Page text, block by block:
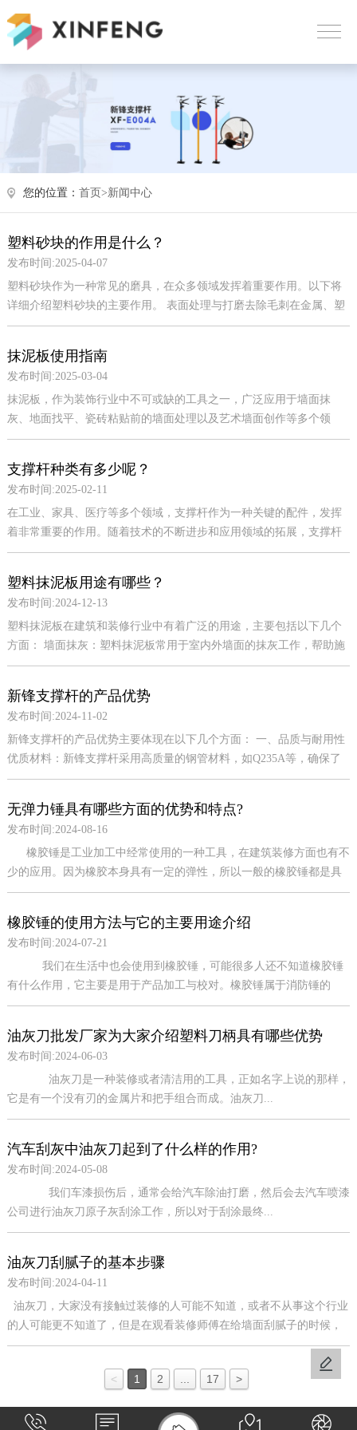
您的位置： 首页>新闻中心
塑料砂块的作用是什么？
发布时间:2025-04-07
塑料砂块作为一种常见的磨具，在众多领域发挥着重要作用。以下将
详细介绍塑料砂块的主要作用。 表面处理与打磨去除毛刺在金属、塑
料等材料的加工过程中，工件表面往往会产生毛刺。这些毛刺不仅影
抹泥板使用指南
发布时间:2025-03-04
抹泥板，作为装饰行业中不可或缺的工具之一，广泛应用于墙面抹
灰、地面找平、瓷砖粘贴前的墙面处理以及艺术墙面创作等多个领
域。正确使用抹泥板，不仅能够提高工作效率，还能确保施工质量，
支撑杆种类有多少呢？
发布时间:2025-02-11
在工业、家具、医疗等多个领域，支撑杆作为一种关键的配件，发挥
着非常重要的作用。随着技术的不断进步和应用领域的拓展，支撑杆
的种类也日益丰富，以满足不同场景下的需求。以下是几种常见的支
塑料抹泥板用途有哪些？
发布时间:2024-12-13
塑料抹泥板在建筑和装修行业中有着广泛的用途，主要包括以下几个
方面： 墙面抹灰：塑料抹泥板常用于室内外墙面的抹灰工作，帮助施
工人员将灰浆均匀地涂抹在墙面上，使墙面更加平整、光滑。 地面找
新锋支撑杆的产品优势
发布时间:2024-11-02
新锋支撑杆的产品优势主要体现在以下几个方面： 一、品质与耐用性
优质材料：新锋支撑杆采用高质量的钢管材料，如Q235A等，确保了
产品的坚固耐用。 精湛工艺：产品经过精细的加工工艺，表面喷塑处
无弹力锤具有哪些方面的优势和特点?
发布时间:2024-08-16
橡胶锤是工业加工中经常使用的一种工具，在建筑装修方面也有不
少的应用。因为橡胶本身具有一定的弹性，所以一般的橡胶锤都是具
有弹力的，在使用过程中会有一些...
橡胶锤的使用方法与它的主要用途介绍
发布时间:2024-07-21
我们在生活中也会使用到橡胶锤，可能很多人还不知道橡胶锤
有什么作用，它主要是用于产品加工与校对。橡胶锤属于消防锤的
一...
油灰刀批发厂家为大家介绍塑料刀柄具有哪些优势
发布时间:2024-06-03
油灰刀是一种装修或者清洁用的工具，正如名字上说的那样，
它是有一个没有刃的金属片和把手组合而成。油灰刀...
汽车刮灰中油灰刀起到了什么样的作用?
发布时间:2024-05-08
我们车漆损伤后，通常会给汽车除油打磨，然后会去汽车喷漆
公司进行油灰刀原子灰刮涂工作，所以对于刮涂最终...
油灰刀刮腻子的基本步骤
发布时间:2024-04-11
油灰刀，大家没有接触过装修的人可能不知道，或者不从事这个行业
的人可能更不知道了，但是在观看装修师傅在给墙面刮腻子的时候，
是不是都会运用到一个小铲子类似的物件，其实这就是油灰刀了，今
< 1 2 ... 17 >